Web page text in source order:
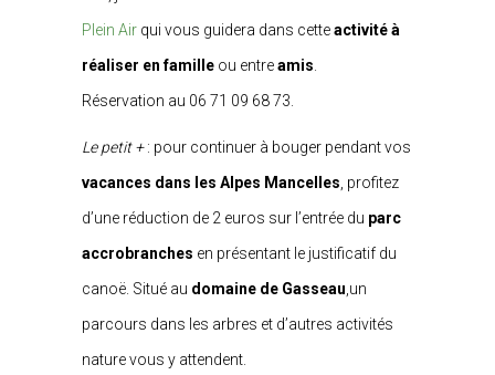
Plein Air qui vous guidera dans cetteactivité à
réaliser en famille ou entreamis.
Réservation au 06 71 09 68 73.
Le petit +: pour continuer à bouger pendant vos
vacances dans les Alpes Mancelles, profitez
d’une réduction de 2 euros sur l’entrée du parc
accrobranches en présentant le justificatif du
canoë. Situé au domaine de Gasseau,un
parcours dans les arbres et d’autres activités
nature vous y attendent.